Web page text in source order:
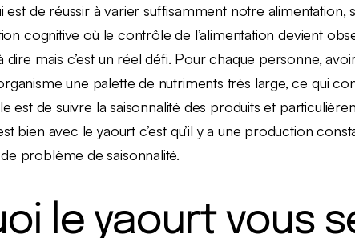
est de réussir à varier suffisamment notre
cognitive où le contrôle de l’alimentation devient
dire mais c’est un réel défi. Pour chaque personne,
une palette de nutriments très large, ce qui
est de suivre la saisonnalité des produits et
bien avec le yaourt c’est qu’il y a une production
problème de saisonnalité.
le yaourt vous